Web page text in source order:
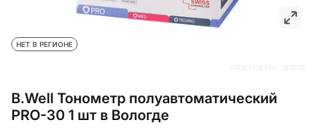
B.Well Тонометр полуавтоматический
PRO-30 1 шт в Вологде
НЕТ В РЕГИОНЕ